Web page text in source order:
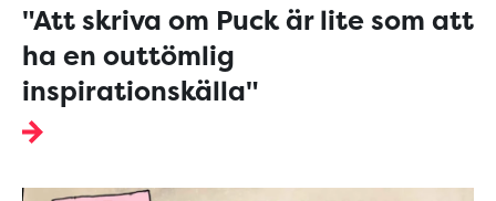
"Att skriva om Puck är lite som att
ha en outtömlig
inspirationskälla"